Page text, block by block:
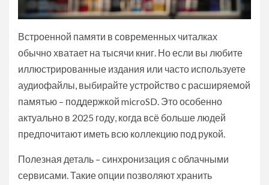
Встроенной памяти в современных читалках
обычно хватает на тысячи книг. Но если вы любите
иллюстрированные издания или часто используете
аудиофайлы, выбирайте устройство с расширяемой
памятью – поддержкой microSD. Это особенно
актуально в 2025 году, когда всё больше людей
предпочитают иметь всю коллекцию под рукой.
Полезная деталь – синхронизация с облачными
сервисами. Такие опции позволяют хранить